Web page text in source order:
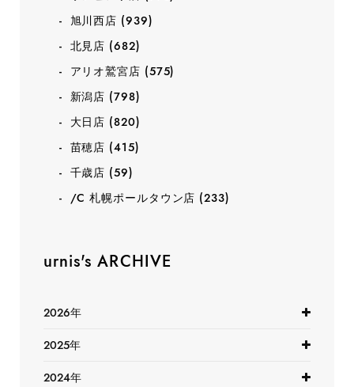
旭川西店 (939)
北見店 (682)
アリオ鷲宮店 (575)
新潟店 (798)
大日店 (820)
苗穂店 (415)
千歳店 (59)
/C 札幌ポールタウン店 (233)
urnis's ARCHIVE
2026年
2025年
2024年